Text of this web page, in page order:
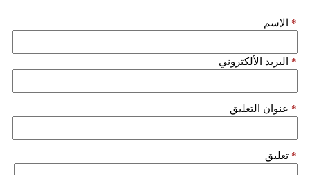
الإسم *
البريد الألكتروني *
عنوان التعليق *
تعليق *